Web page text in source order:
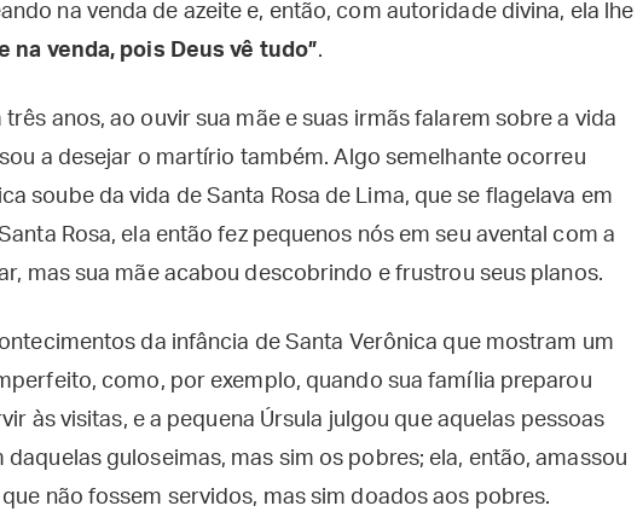
na venda de azeite e, então, com autoridade divina, ela lhe
na venda, pois Deus vê tudo”.
anos, ao ouvir sua mãe e suas irmãs falarem sobre a vida
a desejar o martírio também. Algo semelhante ocorreu
soube da vida de Santa Rosa de Lima, que se flagelava em
Rosa, ela então fez pequenos nós em seu avental com a
mas sua mãe acabou descobrindo e frustrou seus planos.
da infância de Santa Verônica que mostram um
como, por exemplo, quando sua família preparou
às visitas, e a pequena Úrsula julgou que aquelas pessoas
daquelas guloseimas, mas sim os pobres; ela, então, amassou
não fossem servidos, mas sim doados aos pobres.